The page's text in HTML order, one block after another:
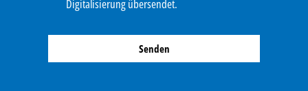
Digitalisierung übersendet.
Senden